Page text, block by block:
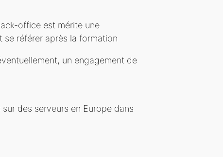
office est mérite une
référer après la formation
un engagement de
des serveurs en Europe dans